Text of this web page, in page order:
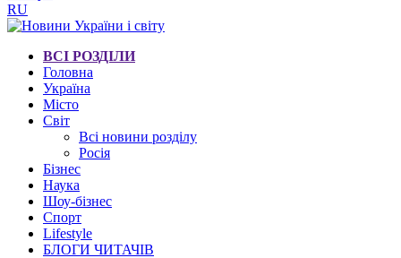
RU
ВСІ РОЗДІЛИ
Головна
Україна
Місто
Світ
Всі новини розділу
Росія
Бізнес
Наука
Шоу-бізнес
Спорт
Lifestyle
БЛОГИ ЧИТАЧІВ